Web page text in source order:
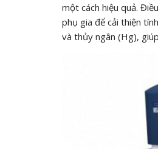
một cách hiệu quả.
phụ gia để cải thiện
và thủy ngân (Hg),